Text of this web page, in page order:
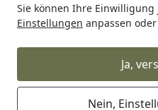
Sie können Ihre
Einstellungen anpassen
Ja,
Nein,
Startseite
Auto & Zweirad
Stronglight
Zähne schwarz